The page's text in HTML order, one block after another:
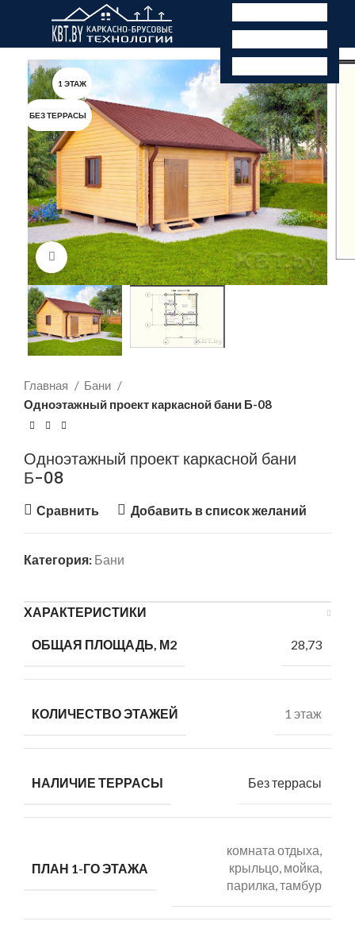
1 ЭТАЖ
БЕЗ ТЕРРАСЫ
Нажмите, чтобы увеличить
Главная
Бани
Одноэтажный проект каркасной бани Б-08
Одноэтажный проект каркасной бани
Б-08
Сравнить Добавить в список желаний
Категория: Бани
ХАРАКТЕРИСТИКИ
ОБЩАЯ ПЛОЩАДЬ, М2 28,73
КОЛИЧЕСТВО ЭТАЖЕЙ 1 этаж
НАЛИЧИЕ ТЕРРАСЫ Без террасы
ПЛАН 1-ГО ЭТАЖА
комната отдыха,
крыльцо, мойка,
парилка, тамбур